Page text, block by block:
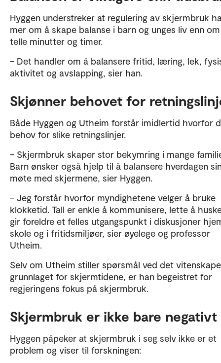
Hyggen understreker at regulering av skjermbruk
mer om å skape balanse i barn og unges liv enn
telle minutter og timer.
– Det handler om å balansere fritid, læring, lek,
aktivitet og avslapping, sier han.
Skjønner behovet for
Både Hyggen og Utheim forstår imidlertid hvorfor
behov for slike retningslinjer.
– Skjermbruk skaper stor bekymring i mange
Barn ønsker også hjelp til å balansere hverdagen
møte med skjermene, sier Hyggen.
– Jeg forstår hvorfor myndighetene velger å bruke
klokketid. Tall er enkle å kommunisere, lette å
gir foreldre et felles utgangspunkt i diskusjoner
skole og i fritidsmiljøer, sier øyelege og professor
Utheim.
Selv om Utheim stiller spørsmål ved det
grunnlaget for skjermtidene, er han begeistret for
regjeringens fokus på skjermbruk.
Skjermbruk er ikke bare negativt
Hyggen påpeker at skjermbruk i seg selv ikke er et
problem og viser til forskningen: